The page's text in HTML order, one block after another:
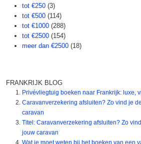
tot €250 (3)
tot €500 (114)
tot €1000 (288)
tot €2500 (154)
meer dan €2500 (18)
FRANKRIJK BLOG
Privévliegtuig boeken naar Frankrijk: luxe,
Caravanverzekering afsluiten? Zo vind je
caravan
Titel: Caravanverzekering afsluiten? Zo
jouw caravan
Wat je moet weten bij het boeken van een